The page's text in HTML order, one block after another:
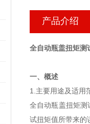
产品介绍
全自动瓶盖扭矩测
一、概述
1.主要用途及适用
全自动瓶盖扭矩
试扭矩值所带来的